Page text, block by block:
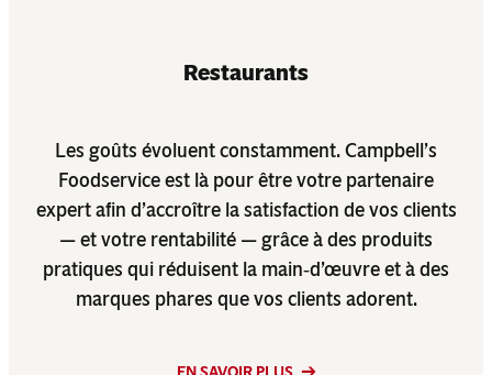
Restaurants
Les goûts évoluent constamment. Campbell’s
Foodservice est là pour être votre partenaire
expert afin d’accroître la satisfaction de vos clients
— et votre rentabilité — grâce à des produits
pratiques qui réduisent la main‑d’œuvre et à des
marques phares que vos clients adorent.